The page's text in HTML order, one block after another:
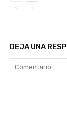
DEJA UNA